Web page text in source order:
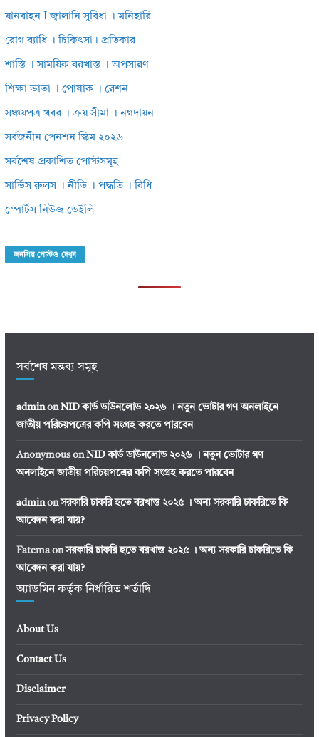
যানবাহন I জ্বালানি সুবিধা । মনিহারি
রোগ ব্যাধি । চিকিৎসা। প্রতিকার
শাস্তি । সাময়িক বরখাস্ত । অপসারণ
শিক্ষা ভাতা । পোষাক । রেশন
সঞ্চয়পত্র খবর । ক্রয় সীমা । নগদায়ন
সর্বজনীন পেনশন স্কিম ২০২৬
সর্বশেষ প্রকাশিত পোস্টসমূহ
সার্ভিস রুলস । নীতি । পদ্ধতি । বিধি
স্পোর্টস নিউজ ডেইলি
জনপ্রিয় পোস্টগু দেখুন
সর্বশেষ মন্তব্য সমূহ
adminon NID কার্ড ডাউনলোড ২০২৬ । নতুন ভোটার গণ অনলাইনে
জাতীয় পরিচয়পত্রের কপি সংগ্রহ করতে পারবেন
Anonymouson NID কার্ড ডাউনলোড ২০২৬ । নতুন ভোটার গণ
অনলাইনে জাতীয় পরিচয়পত্রের কপি সংগ্রহ করতে পারবেন
adminonসরকারি চাকরি হতে বরখাস্ত ২০২৫ । অন্য সরকারি চাকরিতে কি
আবেদন করা যায়?
Fatemaonসরকারি চাকরি হতে বরখাস্ত ২০২৫ । অন্য সরকারি চাকরিতে কি
আবেদন করা যায়?
অ্যাডমিন কর্তৃক নির্ধারিত শর্তাদি
About Us
Contact Us
Disclaimer
Privacy Policy